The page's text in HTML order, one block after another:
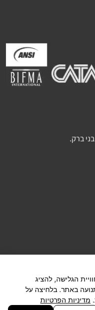
ברק.
הגלישה, להציג
באתר. בלחיצה על
מדיניות הפרטיות